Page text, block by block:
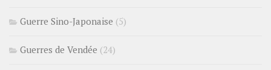
Guerre Sino-Japonaise (5)
Guerres de Vendée (24)